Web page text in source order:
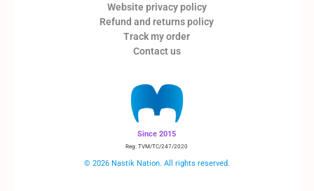
Website privacy policy
Refund and returns policy
Track my order
Contact us
Since 2015
Reg: TVM/TC/247/2020
© 2026 Nastik Nation. All rights reserved.